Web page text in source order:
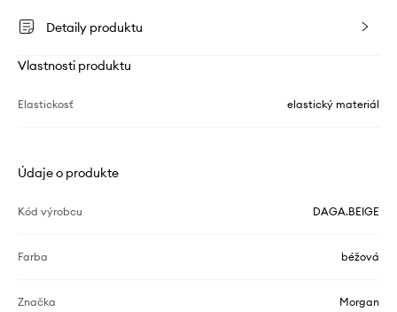
Detaily produktu
Vlastnosti produktu
Elastickosť elastický materiál
Údaje o produkte
Kód výrobcu DAGA.BEIGE
Farba béžová
Značka Morgan